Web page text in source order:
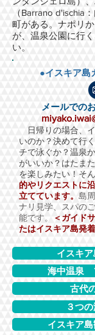
（Barrano d'ischia
町がある。ナポリ
が、温泉公園に行
い。
●イスキア島
メールでの
日帰りの場合、
いのか？決めて行
チで泳ぐか？温泉
がいいか？はたま
を楽しみたい！そ
的やリクエストに
立てています。 島
ナリ見学、スパの
能です。
＜ガイド
たはイスキア島発
イスキ
海中温泉
古代
３つ
イスキア